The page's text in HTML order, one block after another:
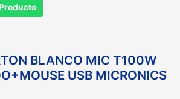
BLANCO MIC T100W
USB MICRONICS